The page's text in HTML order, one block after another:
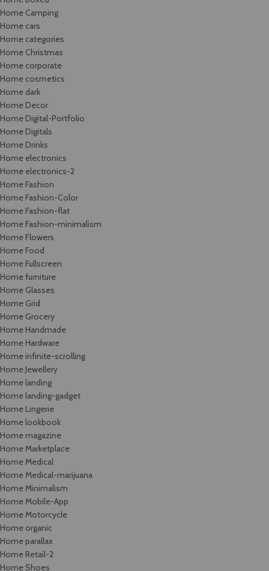
Home Camping
Home cars
Home categories
Home Christmas
Home corporate
Home cosmetics
Home dark
Home Decor
Home Digital-Portfolio
Home Digitals
Home Drinks
Home electronics
Home electronics-2
Home Fashion
Home Fashion-Color
Home Fashion-flat
Home Fashion-minimalism
Home Flowers
Home Food
Home Fullscreen
Home furniture
Home Glasses
Home Grid
Home Grocery
Home Handmade
Home Hardware
Home infinite-scrolling
Home Jewellery
Home landing
Home landing-gadget
Home Lingerie
Home lookbook
Home magazine
Home Marketplace
Home Medical
Home Medical-marijuana
Home Minimalism
Home Mobile-App
Home Motorcycle
Home organic
Home parallax
Home Retail-2
Home Shoes